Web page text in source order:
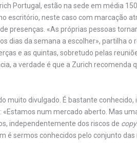
Portugal, estão na sede em média
escritório, neste caso com marcação
presenças. «As próprias pessoas
dias da semana a escolher», partilha
e as quintas, sobretudo pelas
a verdade é que a Zurich recomenda
muito divulgado. É bastante conhecido,
«Estamos num mercado aberto. Mas
independentemente dos riscos de
é sermos conhecidos pelo conjunto